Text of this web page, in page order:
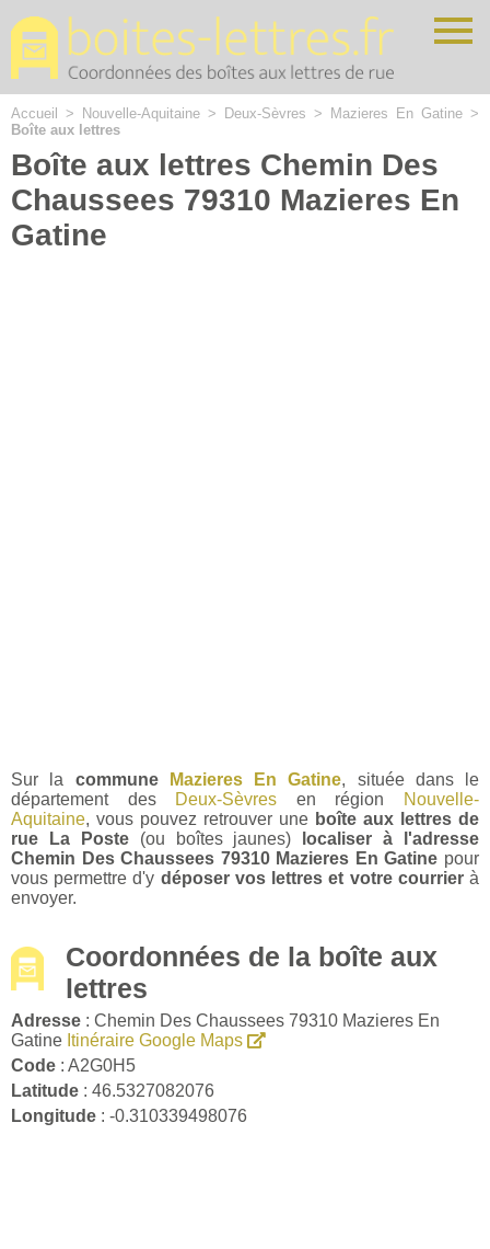
Accueil > Nouvelle-Aquitaine > Deux-Sèvres > Mazieres En Gatine >
Boîte aux lettres
Boîte aux lettres Chemin Des
Chaussees 79310 Mazieres En
Gatine
Sur la commune Mazieres En Gatine, située dans le
département des
Deux-Sèvres en région
Nouvelle-
Aquitaine, vous pouvez retrouver une boîte aux lettres de
rue La Poste(ou boîtes jaunes)
localiser à l'adresse
Chemin Des Chaussees 79310 Mazieres En Gatine pour
vous permettre d'y déposer vos lettres et votre courrierà
envoyer.
Coordonnées de la boîte aux
lettres
Adresse : Chemin Des Chaussees 79310 Mazieres En
Gatine Itinéraire Google Maps
Code : A2G0H5
Latitude : 46.5327082076
Longitude : -0.310339498076